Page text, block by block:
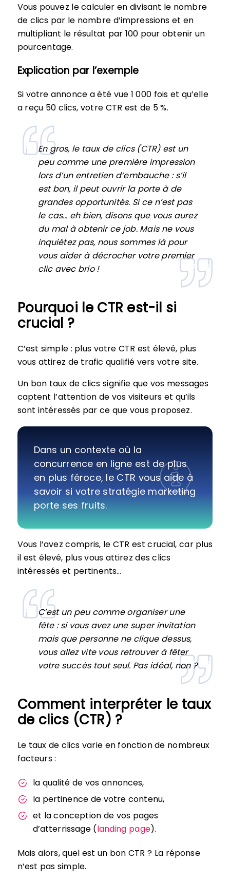
Vous pouvez le calculer en divisant le nombre
de clics par le nombre d’impressions et en
multipliant le résultat par 100 pour obtenir un
pourcentage.
Explication par l’exemple
Si votre annonce a été vue 1 000 fois et qu’elle
a reçu 50 clics, votre CTR est de 5 %.
En gros, le taux de clics (CTR) est un
peu comme une première impression
lors d’un entretien d’embauche : s’il
est bon, il peut ouvrir la porte à de
grandes opportunités. Si ce n’est pas
le cas… eh bien, disons que vous aurez
du mal à obtenir ce job. Mais ne vous
inquiétez pas, nous sommes là pour
vous aider à décrocher votre premier
clic avec brio !
Pourquoi le CTR est-il si
crucial ?
C’est simple : plus votre CTR est élevé, plus
vous attirez de trafic qualifié vers votre site.
Un bon taux de clics signifie que vos messages
captent l’attention de vos visiteurs et qu’ils
sont intéressés par ce que vous proposez.
Dans un contexte où la
concurrence en ligne est de plus
en plus féroce, le CTR vous aide à
savoir si votre stratégie marketing
porte ses fruits.
Vous l’avez compris, le CTR est crucial, car plus
il est élevé, plus vous attirez des clics
intéressés et pertinents…
C’est un peu comme organiser une
fête : si vous avez une super invitation
mais que personne ne clique dessus,
vous allez vite vous retrouver à fêter
votre succès tout seul. Pas idéal, non ?
Comment interpréter le taux
de clics (CTR) ?
Le taux de clics varie en fonction de nombreux
facteurs :
la qualité de vos annonces,
la pertinence de votre contenu,
et la conception de vos pages
d’atterrissage (landing page).
Mais alors, quel est un bon CTR ? La réponse
n’est pas simple.